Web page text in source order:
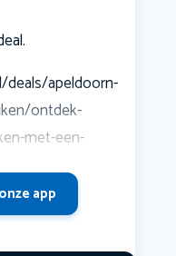
deals/apeldoorn-
ontdek-
met-een-
app